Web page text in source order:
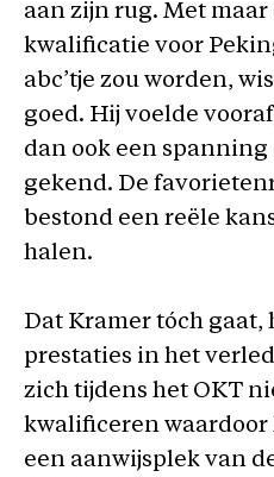
aan zijn rug. Met
kwalificatie voor
abc’tje zou worden,
goed. Hij voelde
dan ook een
gekend. De
bestond een reële
halen.
Dat Kramer tóch gaat,
prestaties in het
zich tijdens het OKT
kwalificeren waardoor
een aanwijsplek van